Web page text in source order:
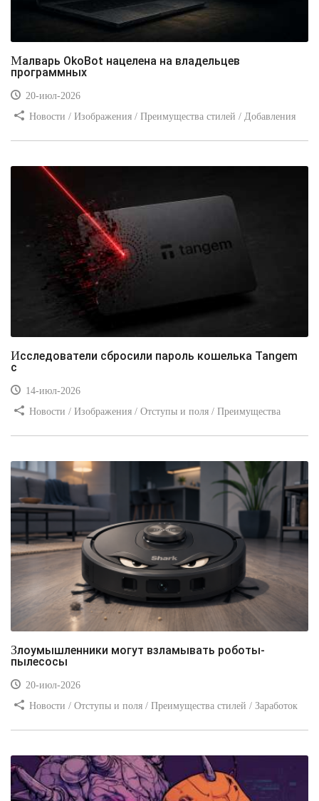
Малварь OkoBot нацелена на владельцев
программных
20-июл-2026
Новости / Изображения / Преимущества стилей / Добавления
Исследователи сбросили пароль кошелька Tangem
с
14-июл-2026
Новости / Изображения / Отступы и поля / Преимущества
Злоумышленники могут взламывать роботы-
пылесосы
20-июл-2026
Новости / Отступы и поля / Преимущества стилей / Заработок